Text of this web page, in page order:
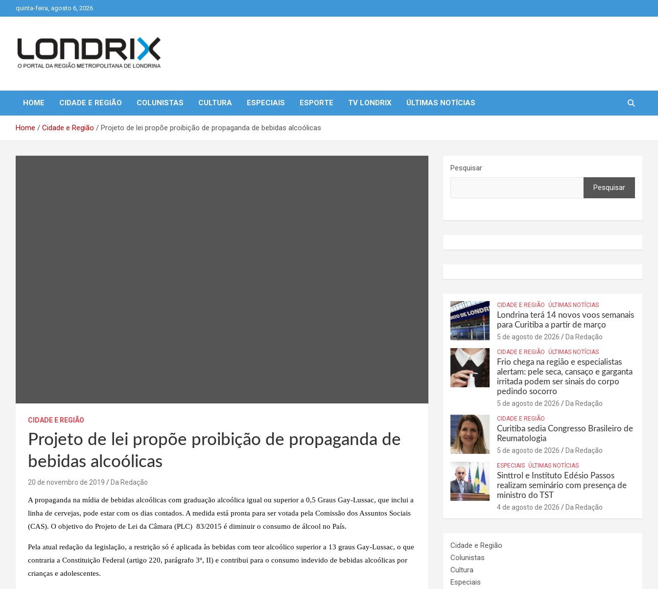
to
quinta-feira, agosto 6, 2026
Londrix
HOME CIDADE E REGIÃO COLUNISTAS CULTURA ESPECIAIS ESPORTE TV LONDRIX ÚLTIMAS NOTÍCIAS
Home Cidade e Região Projeto de lei propõe proibição de propaganda de bebidas alcoólicas
CIDADE E REGIÃO
Projeto de lei propõe proibição de propaganda de
bebidas alcoólicas
20 de novembro de 2019 Da Redação
A propaganda na mídia de bebidas alcoólicas com graduação alcoólica igual ou superior a 0,5 Graus Gay-Lussac, que inclui a
linha de cervejas, pode estar com os dias contados. A medida está pronta para ser votada pela Comissão dos Assuntos Sociais
(CAS). O objetivo do Projeto de Lei da Câmara (PLC) 83/2015 é diminuir o consumo de álcool no País.
Pela atual redação da legislação, a restrição só é aplicada às bebidas com teor alcoólico superior a 13 graus Gay-Lussac, o que
contraria a Constituição Federal (artigo 220, parágrafo 3º, II) e contribui para o consumo indevido de bebidas alcoólicas por
crianças e adolescentes.
Pesquisar
Pesquisar
CIDADE E REGIÃO ÚLTIMAS NOTÍCIAS
Londrina terá 14 novos voos semanais
para Curitiba a partir de março
5 de agosto de 2026 Da Redação
CIDADE E REGIÃO ÚLTIMAS NOTÍCIAS
Frio chega na região e especialistas
alertam: pele seca, cansaço e garganta
irritada podem ser sinais do corpo
pedindo socorro
5 de agosto de 2026 Da Redação
CIDADE E REGIÃO
Curitiba sedia Congresso Brasileiro de
Reumatologia
5 de agosto de 2026 Da Redação
ESPECIAIS ÚLTIMAS NOTÍCIAS
Sinttrol e Instituto Edésio Passos
realizam seminário com presença de
ministro do TST
4 de agosto de 2026 Da Redação
Cidade e Região
Colunistas
Cultura
Especiais